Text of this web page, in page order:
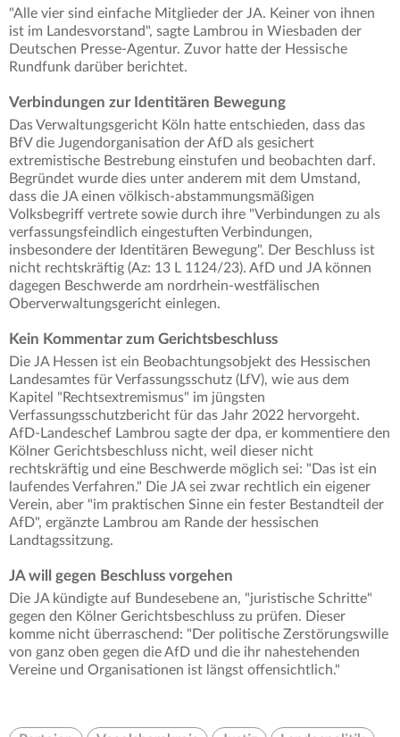
"Alle vier sind einfache Mitglieder der JA. Keiner von ihnen
ist im Landesvorstand", sagte Lambrou in Wiesbaden der
Deutschen Presse-Agentur. Zuvor hatte der Hessische
Rundfunk darüber berichtet.
Verbindungen zur Identitären Bewegung
Das Verwaltungsgericht Köln hatte entschieden, dass das
BfV die Jugendorganisation der AfD als gesichert
extremistische Bestrebung einstufen und beobachten darf.
Begründet wurde dies unter anderem mit dem Umstand,
dass die JA einen völkisch-abstammungsmäßigen
Volksbegriff vertrete sowie durch ihre "Verbindungen zu als
verfassungsfeindlich eingestuften Verbindungen,
insbesondere der Identitären Bewegung". Der Beschluss ist
nicht rechtskräftig (Az: 13 L 1124/23). AfD und JA können
dagegen Beschwerde am nordrhein-westfälischen
Oberverwaltungsgericht einlegen.
Kein Kommentar zum Gerichtsbeschluss
Die JA Hessen ist ein Beobachtungsobjekt des Hessischen
Landesamtes für Verfassungsschutz (LfV), wie aus dem
Kapitel "Rechtsextremismus" im jüngsten
Verfassungsschutzbericht für das Jahr 2022 hervorgeht.
AfD-Landeschef Lambrou sagte der dpa, er kommentiere den
Kölner Gerichtsbeschluss nicht, weil dieser nicht
rechtskräftig und eine Beschwerde möglich sei: "Das ist ein
laufendes Verfahren." Die JA sei zwar rechtlich ein eigener
Verein, aber "im praktischen Sinne ein fester Bestandteil der
AfD", ergänzte Lambrou am Rande der hessischen
Landtagssitzung.
JA will gegen Beschluss vorgehen
Die JA kündigte auf Bundesebene an, "juristische Schritte"
gegen den Kölner Gerichtsbeschluss zu prüfen. Dieser
komme nicht überraschend: "Der politische Zerstörungswille
von ganz oben gegen die AfD und die ihr nahestehenden
Vereine und Organisationen ist längst offensichtlich."